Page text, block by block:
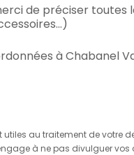
de préciser
à Chabanel
au traitement de votre
à ne pas divulguer